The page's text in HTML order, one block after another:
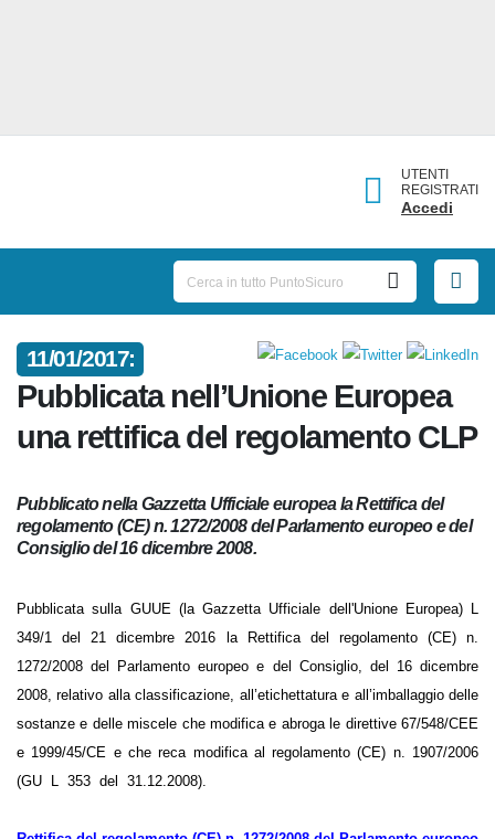
UTENTI
REGISTRATI
Accedi
11/01/2017:
Pubblicata nell’Unione Europea
una rettifica del regolamento
Pubblicato nella Gazzetta Ufficiale europea la Rettifica del
Pubblicata sulla GUUE (la Gazzetta Ufficiale dell'Unione Europea) L
349/1 del 21 dicembre 2016 la Rettifica del regolamento (CE) n.
1272/2008 del Parlamento europeo e del Consiglio, del 16 dicembre
2008, relativo alla classificazione, all’etichettatura e all’imballaggio delle
sostanze e delle miscele che modifica e abroga le direttive 67/548/CEE
e 1999/45/CE e che reca modifica al regolamento (CE) n. 1907/2006